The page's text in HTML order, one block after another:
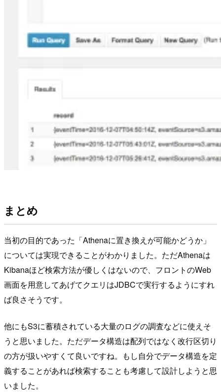
まとめ
当初の目的であった「Athenaに置き換えが可能かどうか」
については実現できることがわかりました。ただAthenaは
Kibanaほど検索方法が優しくはないので、フロントのWeb
画面を用意してあげてクエリはJDBCで実行するようにすれ
ば良さそうです。
他にもS3に蓄積されている大量のログの調査などに使えそ
うと思いました。ただデータ構造は配列ではなく改行区切り
の方が扱いやすくて良いですね。もし自分でデータ構造を定
義することがあれば検索することも考慮して設計しようと思
いました。